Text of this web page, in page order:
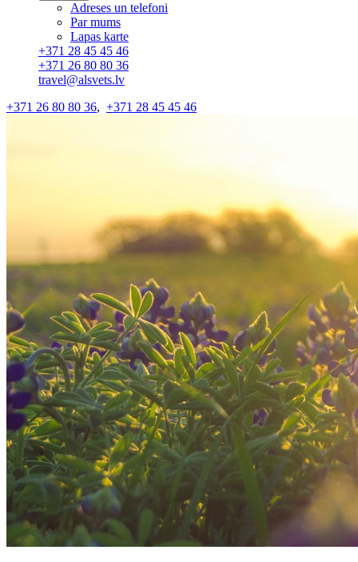
Adreses un telefoni
Par mums
Lapas karte
+371 28 45 45 46
+371 26 80 80 36
travel@alsvets.lv
+371 26 80 80 36, +371 28 45 45 46